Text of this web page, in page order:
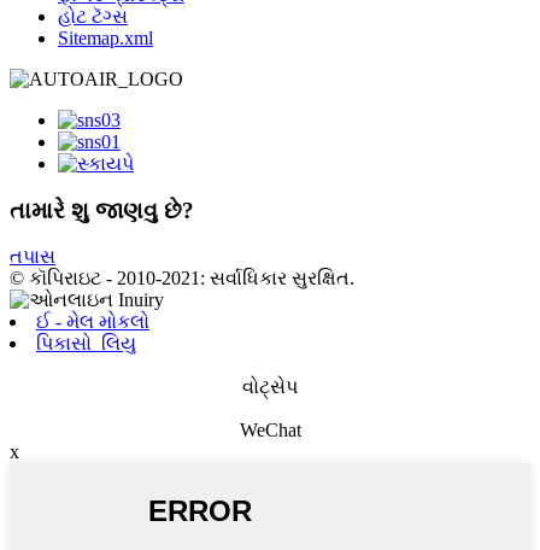
હોટ ટૅગ્સ
Sitemap.xml
તામારે શુ જાણવુ છે?
તપાસ
© કૉપિરાઇટ - 2010-2021: સર્વાધિકાર સુરક્ષિત.
ઈ - મેલ મોકલો
પિકાસો_લિયુ
વોટ્સેપ
WeChat
x